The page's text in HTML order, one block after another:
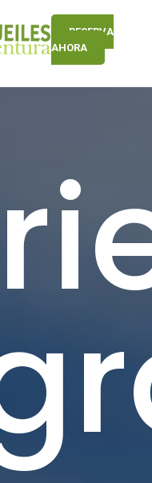
RESERVA
AHORA